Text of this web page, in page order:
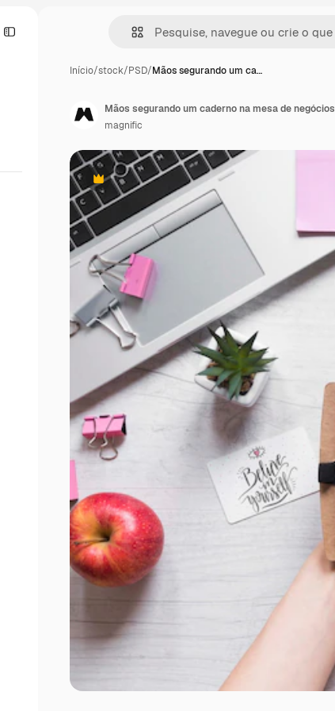
Início/stock/PSD/Mãos segurando um ca…
Premium
Mãos segurando um caderno na mesa de negócios
magnific